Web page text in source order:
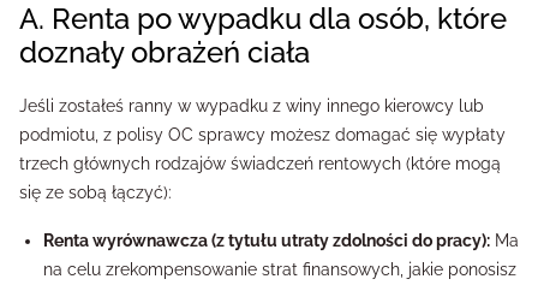
A. Renta po wypadku dla osób, które
doznały obrażeń ciała
Jeśli zostałeś ranny w wypadku z winy innego kierowcy lub
podmiotu, z polisy OC sprawcy możesz domagać się wypłaty
trzech głównych rodzajów świadczeń rentowych (które mogą
się ze sobą łączyć):
Renta wyrównawcza (z tytułu utraty zdolności do pracy): Ma
na celu zrekompensowanie strat finansowych, jakie ponosisz